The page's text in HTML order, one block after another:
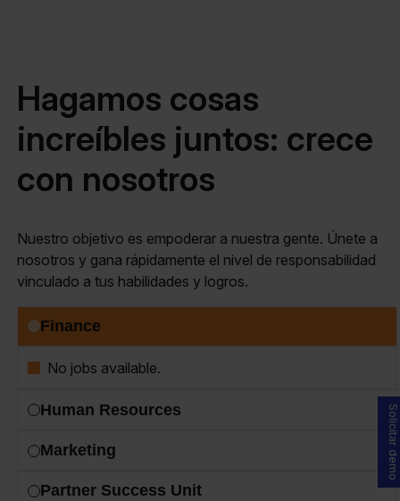
Hagamos cosas
increíbles juntos: crece
con nosotros
Nuestro objetivo es empoderar a nuestra gente. Únete a
nosotros y gana rápidamente el nivel de responsabilidad
vinculado a tus habilidades y logros.
Finance
No jobs available.
Human Resources
Marketing
Partner Success Unit
Solicitar demo